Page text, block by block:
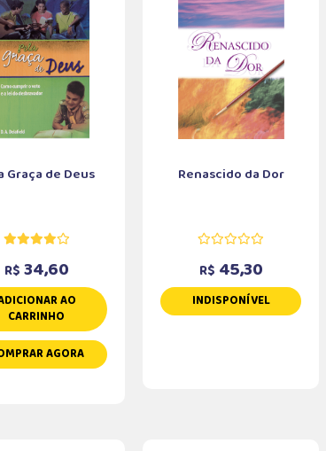
Graça de Deus
R$ 34,60
AO
CARRINHO
AGORA
Renascido da Dor
R$ 45,30
INDISPONÍVEL